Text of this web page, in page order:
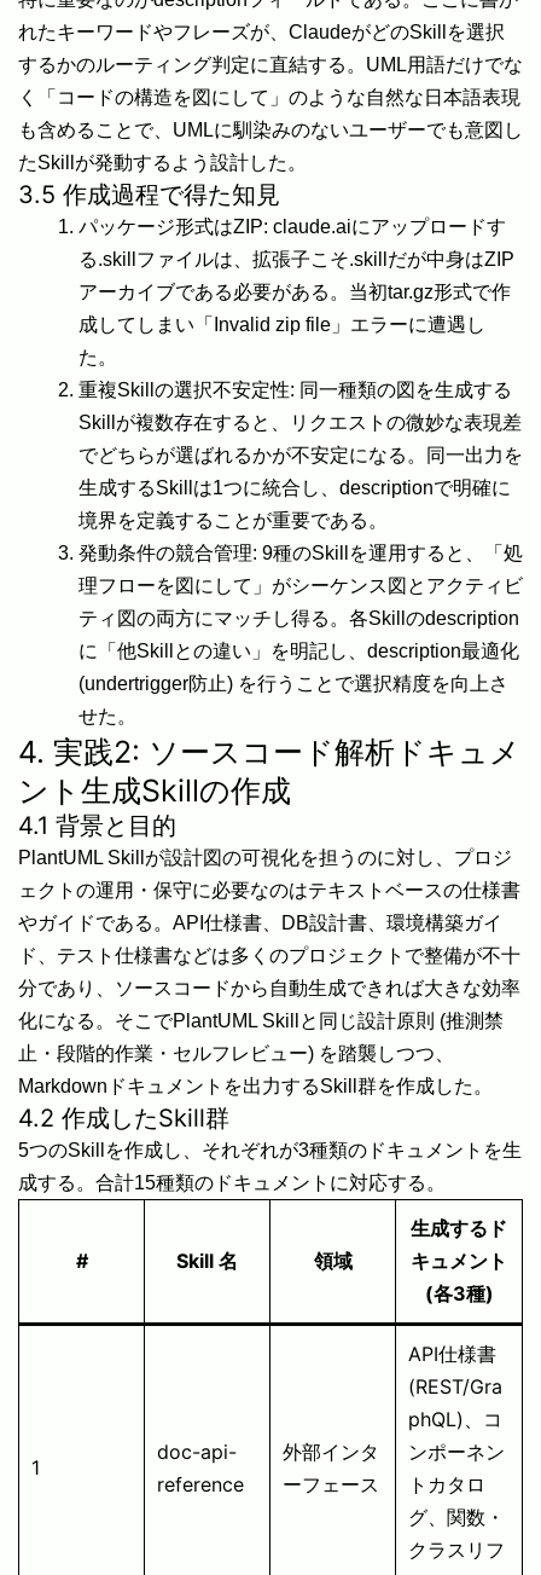
れたキーワードやフレーズが、ClaudeがどのSkillを選択
するかのルーティング判定に直結する。UML用語だけでな
く「コードの構造を図にして」のような自然な日本語表現
も含めることで、UMLに馴染みのないユーザーでも意図し
たSkillが発動するよう設計した。
3.5 作成過程で得た知見
パッケージ形式はZIP: claude.aiにアップロードす
る.skillファイルは、拡張子こそ.skillだが中身はZIP
アーカイブである必要がある。当初tar.gz形式で作
成してしまい「Invalid zip file」エラーに遭遇し
た。
重複Skillの選択不安定性: 同一種類の図を生成する
Skillが複数存在すると、リクエストの微妙な表現差
でどちらが選ばれるかが不安定になる。同一出力を
生成するSkillは1つに統合し、descriptionで明確に
境界を定義することが重要である。
発動条件の競合管理: 9種のSkillを運用すると、「処
理フローを図にして」がシーケンス図とアクティビ
ティ図の両方にマッチし得る。各Skillのdescription
に「他Skillとの違い」を明記し、description最適化
(undertrigger防止) を行うことで選択精度を向上さ
せた。
4. 実践2: ソースコード解析ドキュメ
ント生成Skillの作成
4.1 背景と目的
PlantUML Skillが設計図の可視化を担うのに対し、プロジ
ェクトの運用・保守に必要なのはテキストベースの仕様書
やガイドである。API仕様書、DB設計書、環境構築ガイ
ド、テスト仕様書などは多くのプロジェクトで整備が不十
分であり、ソースコードから自動生成できれば大きな効率
化になる。そこでPlantUML Skillと同じ設計原則 (推測禁
止・段階的作業・セルフレビュー) を踏襲しつつ、
Markdownドキュメントを出力するSkill群を作成した。
4.2 作成したSkill群
5つのSkillを作成し、それぞれが3種類のドキュメントを生
成する。合計15種類のドキュメントに対応する。
# Skill 名 領域
生成するド
キュメント
(各3種)
1
doc-api-
reference
外部インタ
ーフェース
API仕様書
(REST/Gra
phQL)、コ
ンポーネン
トカタロ
グ、関数・
クラスリフ